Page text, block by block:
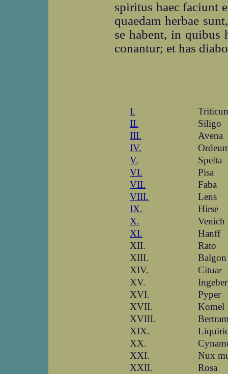
spiritus haec faciunt
quaedam herbae
se habent, in quibus
conantur; et has
I.
II.
Siligo
III.
Avena
IV.
V.
Spelta
VI.
Pisa
VII.
Faba
VIII.
Lens
IX.
Hirse
X.
Venich
XI.
Hanff
XII.
Rato
XIII.
Balgon
XIV.
Cituar
XV.
Ingeber
XVI.
Pyper
XVII.
Komel
XVIII.
XIX.
XX.
XXI.
Nux
XXII.
Rosa